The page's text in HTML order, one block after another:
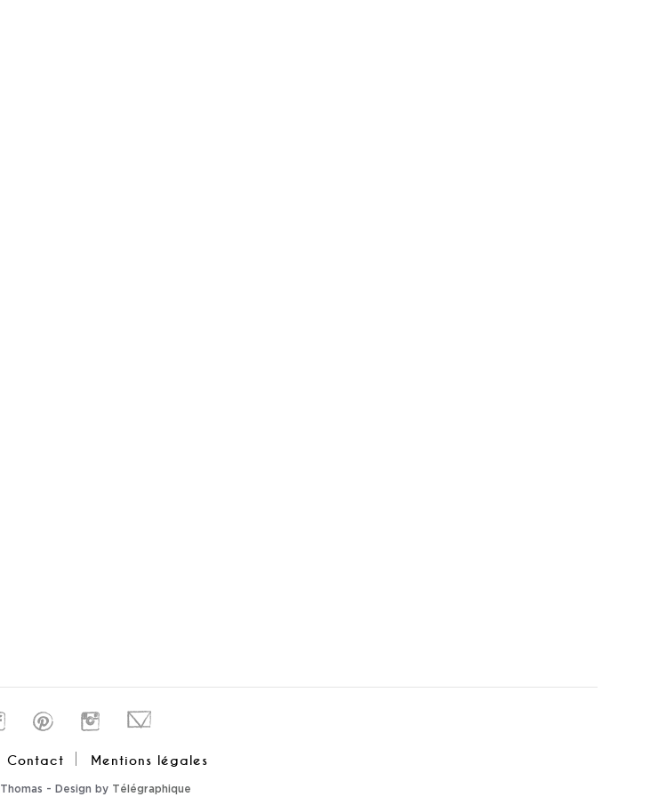
Contact Mentions légales
- Design by Télégraphique